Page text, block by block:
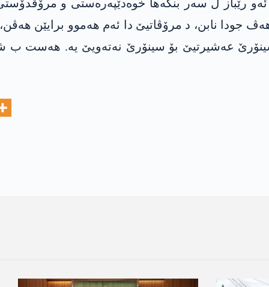
رێباز ل سەر بنگەھا خوەدێپەرەستی و
جودا نابن، د مرۆڤاتیێ دا ئەم ھەموو برایێن
سینۆرێ عەشیرتیێ بۆ سینۆرێ نەتەویێ یە. ھەست